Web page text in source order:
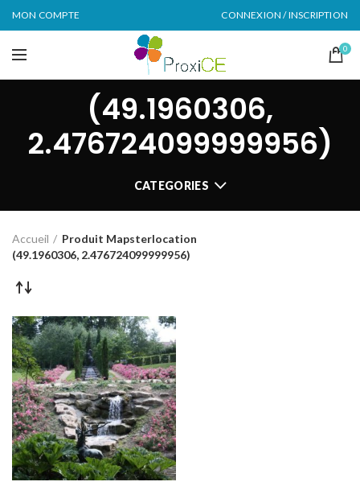
MON COMPTE CONNEXION / INSCRIPTION
0
(49.1960306,
2.476724099999956)
CATEGORIES
Accueil
Produit Mapsterlocation
(49.1960306, 2.476724099999956)